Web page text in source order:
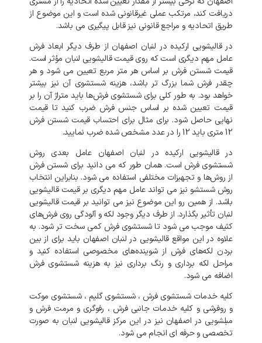
دریافت کند، مرتکب عملی غیرقانونی شده است و این موضوع از
طریق اتحادیه و مراجع قانونی نیز قابل پیگیری می باشد.
در قالیشویی ارکیده در لنبان اصفهان از طرف دیگر ابعاد فرش
عامل مهم دیگری است که روی قیمت قالیشویی لنبان مؤثر است.
قیمت شستن فرش بر اساس هر متر مربع تعیین می شود و هر
چقدر فرش شما بزرگ تر باشد، هزینه شستشوی آن نیز بیشتر
خواهد بود. به طور کلی برای شستشوی فرش‌ها باید متراژ آن را بر
قیمت تعیین شده بر اساس جنس فرش ضرب کنید تا قیمت
نهایی حاصل شود. برای مثال برای احتساب قیمت شستن فرش
12 متری باید 12 را در عدد مشخص شده ضرب نمایید.
در قالیشویی ارکیده در لنبان اصفهان عامل بعدی روش
شستشوی فرش است. همان طور که می دانید برای شستن فرش
از روش‌ها و تجهیزات مختلفی استفاده می شود. بنابراین انتخاب
روش شستشو نیز می تواند عامل مهم دیگری بر قیمت قالیشویی
باشد. از همین رو این موضوع نیز می توانید بر قیمت قالیشویی
لنبان تأثیر بگذارد. از طرف دیگر وجود لکه و آلودگی روی فرش‌های
کثیف موجب می شود تا شستشوی فرش کمی سخت تر شود. به
علاوه در این مواقع قالیشویی در لنبان اصفهان باید برای از بین
بردن لکه‌های فرش از شوینده‌های مخصوصی استفاده کنید و
مراحل لکه برداری و رنگ برداری نیز به هزینه شستشوی فرش
اضافه می شود.
کلیه خدمات شستشوی فرش ، شستشوی گلیم ، شستشوی موکت
و روفرشی و کلیه خدمات جانبی فرش ، رفوگری و مرمت فرش و
مبلشویی در اصفهان نیز در این مرکز قالیشویی لنبان به صورت
تخصصی و حرفه ای انجام می شود.